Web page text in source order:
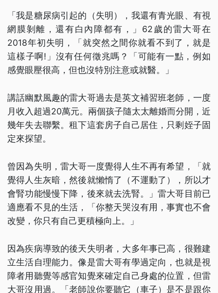
「我是糖尿病引起的（失明），我還有青光眼、有視
網膜剝離，還有白內障都有，」62歲的雷大哥在
2018年初失明，「就突然之間你就看不到了，就是
這樣子啊!」沒有任何徵兆嗎？「可能有一點，例如
感覺眼壓很高，但也沒特別注意或就醫。」
講話幽默風趣的雷大哥過去是英文補習班老師，一度
月收入超過20萬元。兩個孩子隨太太離婚而分開，近
幾年失去聯繫。租下這套房子自己居住，只剩姪子固
定來探望。
曾因為失明，雷大哥一度覺得人生不再有希望，「就
覺得人生灰暗，然後就懶惰了（不運動了），所以才
會腎功能慢慢下降，後來就去洗腎。」雷大哥目前已
適應看不見的生活，「你整天哭沒有用，事實也不會
改變，你只有自己更積極向上。」
因為疾病導致的後天失明者，大多年事已高，很難建
立生活自理能力。像是雷大哥有學過定向，也就是視
障者用聽覺等感官知覺來確定自己身處的位置，但雷
大哥沒用過。「老師說你要聽它（車子）是不是跟你